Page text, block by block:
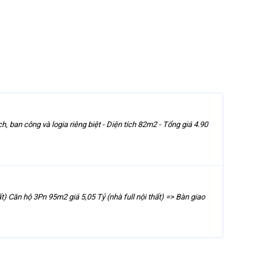
ban công và logia riêng biệt - Diện tích 82m2 - Tổng giá 4.90
Căn hộ 3Pn 95m2 giá 5,05 Tỷ (nhà full nội thất) => Bàn giao